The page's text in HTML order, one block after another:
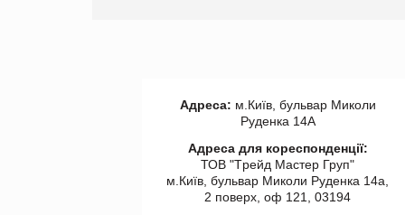
Адреса: м.Київ, бульвар Миколи
Руденка 14А
Адреса для кореспонденції:
ТОВ "Tрейд Мастер Груп"
м.Київ, бульвар Миколи Руденка 14а,
2 поверх, оф 121, 03194